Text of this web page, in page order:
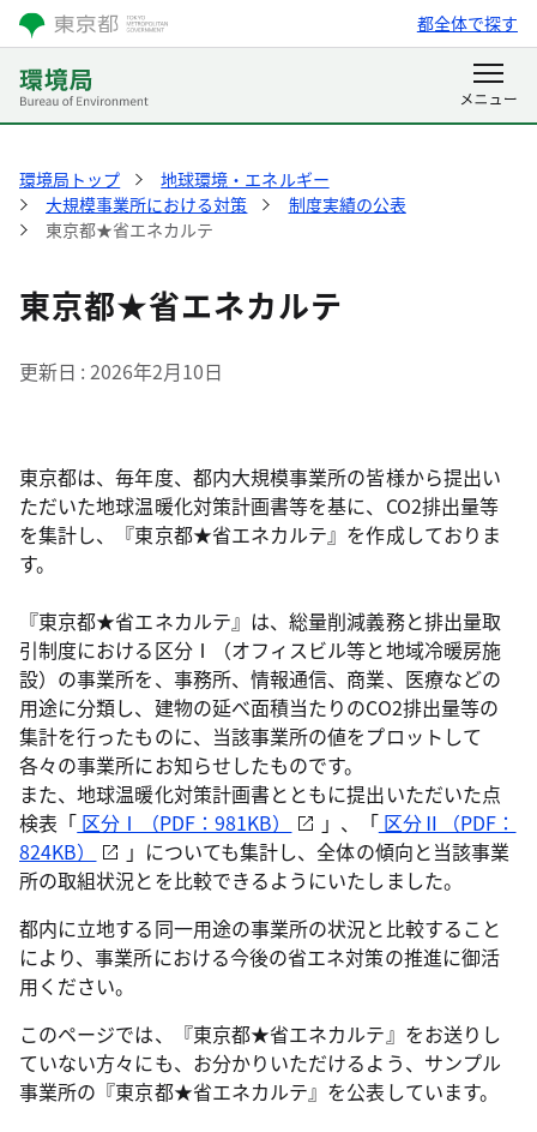
都全体で探す
環境局トップ
地球環境・エネルギー
大規模事業所における対策
制度実績の公表
東京都★省エネカルテ
東京都★省エネカルテ
更新日 2026年2月10日
東京都は、毎年度、都内大規模事業所の皆様から提出い
ただいた地球温暖化対策計画書等を基に、CO2排出量等
を集計し、『東京都★省エネカルテ』を作成しておりま
す。
『東京都★省エネカルテ』は、総量削減義務と排出量取
引制度における区分Ⅰ（オフィスビル等と地域冷暖房施
設）の事業所を、事務所、情報通信、商業、医療などの
用途に分類し、建物の延べ面積当たりのCO2排出量等の
集計を行ったものに、当該事業所の値をプロットして
各々の事業所にお知らせしたものです。
また、地球温暖化対策計画書とともに提出いただいた点
検表「 区分Ⅰ（PDF：981KB） 」、「区分Ⅱ（PDF：
824KB）
」についても集計し、全体の傾向と当該事業
所の取組状況とを比較できるようにいたしました。
都内に立地する同一用途の事業所の状況と比較すること
により、事業所における今後の省エネ対策の推進に御活
用ください。
このページでは、『東京都★省エネカルテ』をお送りし
ていない方々にも、お分かりいただけるよう、サンプル
事業所の『東京都★省エネカルテ』を公表しています。